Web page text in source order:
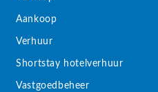
Aankoop
Verhuur
Shortstay hotelverhuur
Vastgoedbeheer